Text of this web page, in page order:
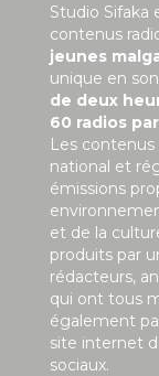
Studio Sifaka
contenus
jeunes
unique en
de deux
60 radios
Les
national et
émissions
et de la
produits par
rédacteurs,
qui ont tous
également
site internet
sociaux.